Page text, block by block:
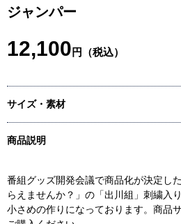
ジャンパー
12,100 円（税込）
サイズ・素材
商品説明
番組グッズ開発会議で商品化が決定し
らえませんか？」の「出川組」刺繍入
小さめの作りになっております。商品